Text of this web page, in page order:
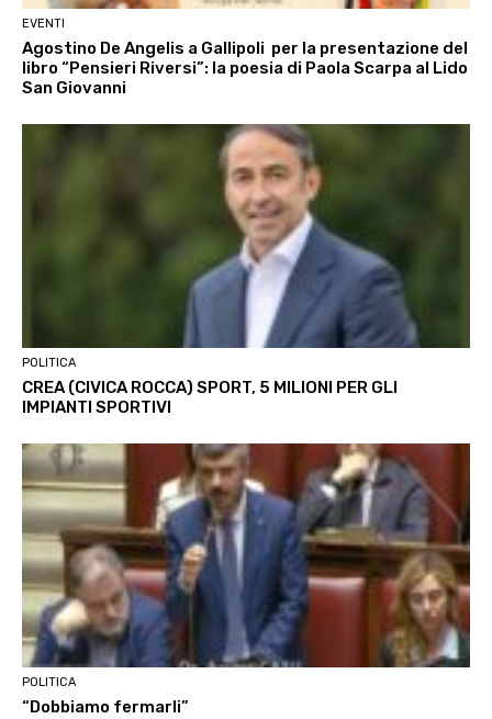
EVENTI
Agostino De Angelis a Gallipoli per la presentazione del
libro “Pensieri Riversi”: la poesia di Paola Scarpa al Lido
San Giovanni
POLITICA
CREA (CIVICA ROCCA) SPORT, 5 MILIONI PER GLI
IMPIANTI SPORTIVI
POLITICA
“Dobbiamo fermarli”